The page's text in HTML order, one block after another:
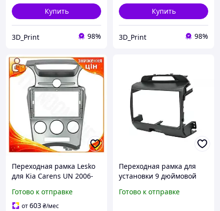
Купить
3D_Print 98%
Купить
3D_Print 98%
Переходная рамка Lesko
для Kia Carens UN 2006-
для магнитолы установка
мультимедиа TR-44
Готово к отправке
от603₴/мес
Переходная рамка для
установки 9 дюймовой
Sportage 2010-2016
Готово к отправке